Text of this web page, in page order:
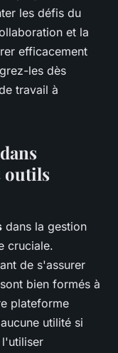
les défis du
et la
efficacement
les dès
travail à
outils
dans la gestion
cruciale.
de s'assurer
bien formés à
plateforme
utilité si